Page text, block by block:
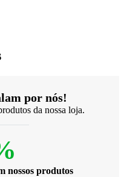
por nós!
da nossa loja.
nossos produtos